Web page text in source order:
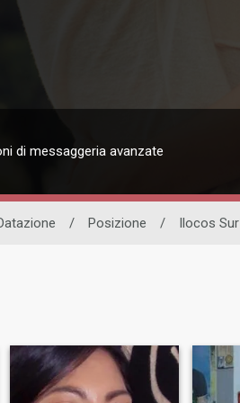
di messaggeria avanzate
/ Posizione / Ilocos Sur